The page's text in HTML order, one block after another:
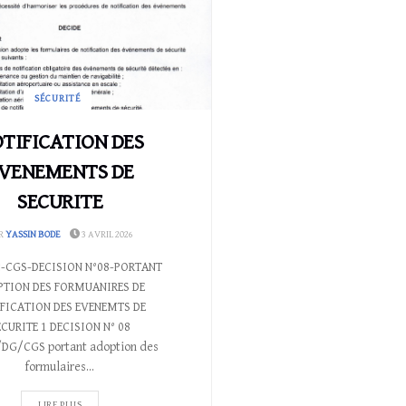
Champion du Marché
du transport aérien africain
impulse une baisse
des frais d’installation des
aériennes au Togo.
7 JUILLET 2026
SÉCURITÉ
DES
DE
SECURITE
YASSIN BODE 3 AVRIL 2026
DECISION N°08-PORTANT
DES FORMUANIRES DE
DES EVENEMTS DE
1 DECISION N° 08
CGS portant adoption des
formulaires...